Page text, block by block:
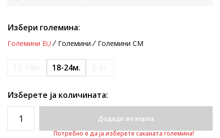
Избери големина:
Големини EU Големини Големини CM
18-24м.
Изберете ја количината:
Додади во корпа
Потребно е да ја изберете саканата големина!